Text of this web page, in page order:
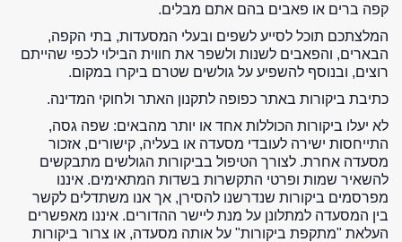
קפה ברים או פאבים בהם אתם מבלים.
המלצתכם תוכל לסייע לשפים ובעלי המסעדות, בתי הקפה,
הבארים, והפאבים לשנות ולשפר את חווית הבילוי לכפי שהייתם
רוצים, ובנוסף להשפיע על גולשים שטרם ביקרו במקום.
כתיבת ביקורות באתר כפופה לתקנון האתר ולחוקי המדינה.
לא יעלו ביקורות הכוללות אחד או יותר מהבאים: שפה גסה,
התייחסות ישירה לעובדי מסעדה או בעליה, קישורים, אזכור
מסעדה אחרת. לצורך הטיפול בביקורות הגולשים מתבקשים
להשאיר שמות ופרטי התקשרות בשדות המתאימים. איננו
מפרסמים ביקורות שנדרשנו להסירן, אך אנו משתדלים לקשר
בין המסעדה למתלונן על מנת ליישר ההדורים. איננו מאפשרים
העלאת "מתקפת ביקורות" על אותה מסעדה, או צרור ביקורות